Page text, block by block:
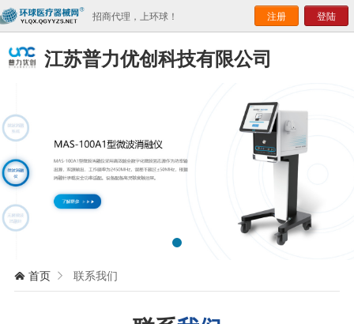
招商代理，上环球！ 注册 登陆
江苏普力优创科技有限公司
 首页  联系我们